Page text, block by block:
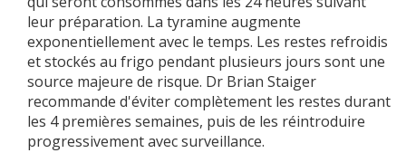
leur préparation. La tyramine augmente
exponentiellement avec le temps. Les restes refroidis
et stockés au frigo pendant plusieurs jours sont une
source majeure de risque. Dr Brian Staiger
recommande d'éviter complètement les restes durant
les 4 premières semaines, puis de les réintroduire
progressivement avec surveillance.